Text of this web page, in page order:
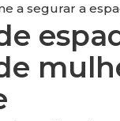
a segurar a